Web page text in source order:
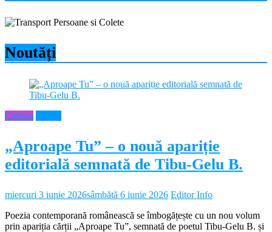
Noutăți
Cultura
„Aproape Tu” – o nouă apariție
editorială semnată de Tibu-Gelu B.
miercuri 3 iunie 2026sâmbătă 6 iunie 2026 Editor Info
Poezia contemporană românească se îmbogățește cu un nou volum
prin apariția cărții „Aproape Tu”, semnată de poetul Tibu-Gelu B. și